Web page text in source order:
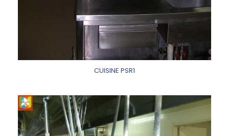
CUISINE PSR1